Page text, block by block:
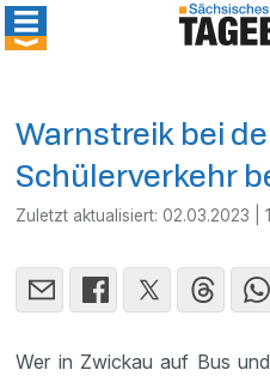
Warnstreik bei
Schülerverkehr
Zuletzt aktualisiert:02.03.2023 |
Wer in Zwickau auf Bus